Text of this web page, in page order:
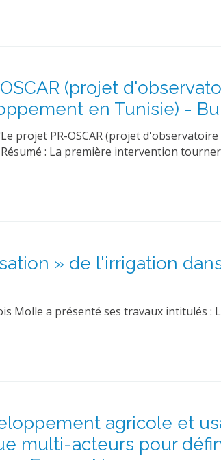
(projet
en Tunisie) -
projet PR-OSCAR (projet d'observatoire
: La première intervention
» de l'irrigation
Molle a présenté ses travaux intitulés :
agricole et
multi-acteurs pour